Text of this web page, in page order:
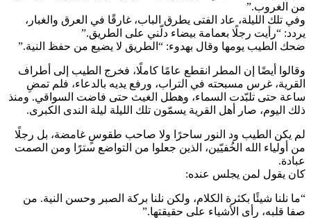
من الغروب.”
وفي تلك الليلة، عاد الفتى يطرق الباب، غارقًا في العرق والغبار،
يردد: “رأيت رجلًا بعمامة بيضاء دلّني على الطريق.”
ضحك الطيب يومها وقال بهدوء: “الطريق لا يضيع من حفظ النية.”
وقالوا أيضًا إن المطر انقطع عامًا كاملًا، فخرج الطيب إلى أطراف
القرية، غرس مسبحته في التراب، ورفع يديه بالدعاء، فلم تمضِ
ساعة حتى تلبّدت السماء، وهطل الغيث حتى فاضت السواقي. ومنذ
ذلك اليوم، صار أهل القرية يسمّون تلك الليلة ليلة الندى الكبرى.
لم يكن الطيب ود النور ساحرًا ولا صاحب طقوسٍ غامضة، بل رجلًا
من أولياء الله الخُفيّين، الذين جعلوا من التواضع سترًا ومن الصمت
عبادة.
كان يقول لمن يجلس عنده:
“ما نلنا شيئًا بكثرة الكلام، ولكن نلنا بركة الصبر وحسن النية. من
صفا قلبه، رأى الأشياء على حقيقتها.”